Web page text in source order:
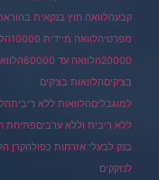
קבעהלוואה חוץ בנקאית
מפרטיהלוואה מיידית 10000
20000הלוואה עד 60000
בצ'קיםהלוואות בצ'קים
למוגבליםהלוואות ללא ריבית
ללא ריבית וללא ערביםפתיחת
בנק לבעלי אזרחות כפולהקרן
לנזקקים